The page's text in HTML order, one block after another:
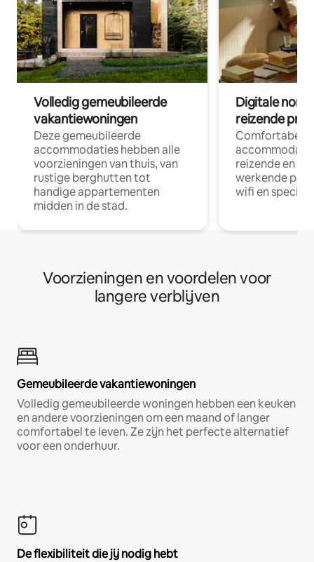
Volledig gemeubileerde
vakantiewoningen
Deze gemeubileerde
accommodaties hebben alle
voorzieningen van thuis, van
rustige berghutten tot
handige appartementen
midden in de stad.
Digitale
reizende
Comfortabele
reizende en
werkende
wifi en
Voorzieningen en voordelen voor
langere verblijven
Gemeubileerde vakantiewoningen
Volledig gemeubileerde woningen hebben een keuken
en andere voorzieningen om een maand of langer
comfortabel te leven. Ze zijn het perfecte alternatief
voor een onderhuur.
De flexibiliteit die jij nodig hebt